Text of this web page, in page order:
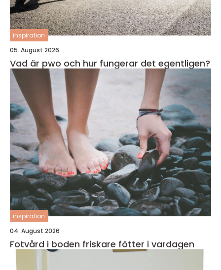
inspiration
05. August 2026
Vad är pwo och hur fungerar det egentligen?
inspiration
04. August 2026
Fotvård i boden friskare fötter i vardagen